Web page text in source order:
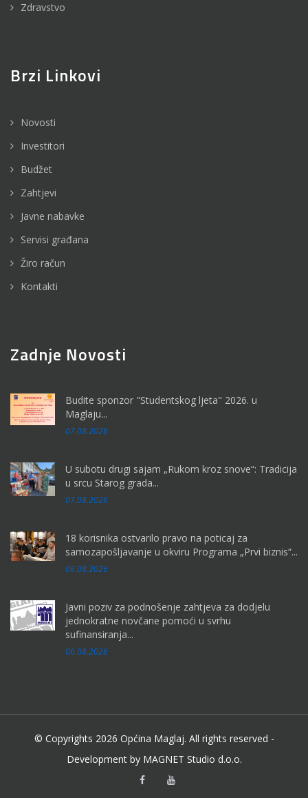
Zdravstvo
Brzi Linkovi
Novosti
Investitori
Budžet
Zahtjevi
Javne nabavke
Servisi građana
Žiro račun
Kontakti
Zadnje Novosti
Budite sponzor "Studentskog ljeta" 2026. u
Maglaju...
07.08.2026
U subotu drugi sajam „Rukom kroz snove“: Tradicija
u srcu Starog grada...
07.08.2026
18 korisnika ostvarilo pravo na poticaj za
samozapošljavanje u okviru Programa „Prvi biznis“...
06.08.2026
Javni poziv za podnošenje zahtjeva za dodjelu
jednokratne novčane pomoći u svrhu
sufinansiranja...
06.08.2026
© Copyrights 2026 Općina Maglaj. All rights reserved -
Development by MAGNET Studio d.o.o.